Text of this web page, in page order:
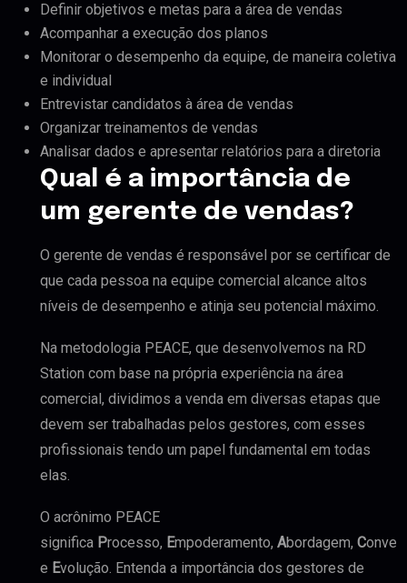
Definir objetivos e metas para a área de vendas
Acompanhar a execução dos planos
Monitorar o desempenho da equipe, de maneira coletiva
e individual
Entrevistar candidatos à área de vendas
Organizar treinamentos de vendas
Analisar dados e apresentar relatórios para a diretoria
Qual é a importância de
um gerente de vendas?
O gerente de vendas é responsável por se certificar de
que cada pessoa na equipe comercial alcance altos
níveis de desempenho e atinja seu potencial máximo.
Na metodologia PEACE, que desenvolvemos na RD
Station com base na própria experiência na área
comercial, dividimos a venda em diversas etapas que
devem ser trabalhadas pelos gestores, com esses
profissionais tendo um papel fundamental em todas
elas.
O acrônimo PEACE
significa Processo, Empoderamento, Abordagem, C
e Evolução. Entenda a importância dos gestores de